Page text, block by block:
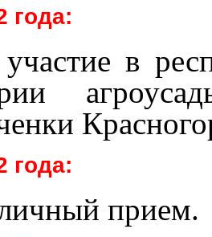
года:
в
года:
прием.